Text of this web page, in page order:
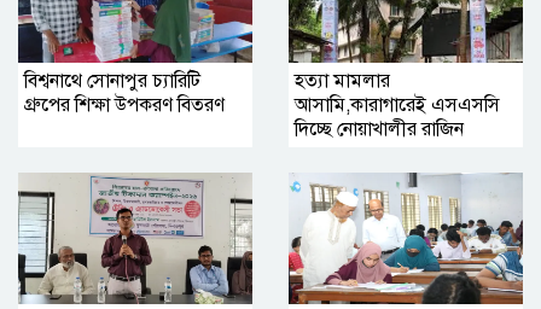
বিশ্বনাথে সোনাপুর চ্যারিটি
গ্রুপের শিক্ষা উপকরণ বিতরণ
হত্যা মামলার
আসামি,কারাগারেই এসএসসি
দিচ্ছে নোয়াখালীর রাজিন